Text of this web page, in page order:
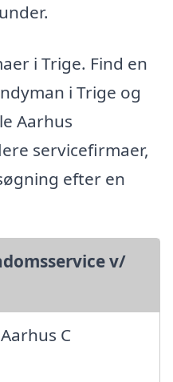
i Trige. Find en
i Trige og
Aarhus
servicefirmaer,
efter en
v/
C